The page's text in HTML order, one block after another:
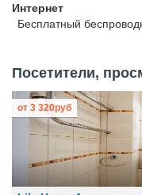
Интернет
Бесплатный
Посетители,
от 3 320руб